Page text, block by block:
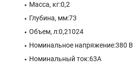
Масса, кг:0,2
Глубина, мм:73
Объем, л:0,21024
Номинальное напряжение:380 В
Номинальный ток:63A